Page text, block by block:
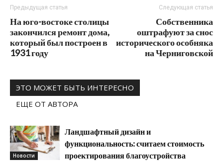
Предыдущая статья
На юго-востоке столицы
закончился ремонт дома,
который был построен в
1931 году
Следующая статья
Собственника
оштрафуют за снос
исторического особняка
на Черниговской
ЭТО МОЖЕТ БЫТЬ ИНТЕРЕСНО
ЕЩЕ ОТ АВТОРА
Новости
Ландшафтный дизайн и
функциональность: считаем стоимость
проектирования благоустройства